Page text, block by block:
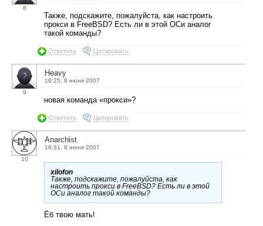
8
Также, подскажите, пожалуйста, как настроить
прокси в FreeBSD? Есть ли в этой ОСи аналог
такой команды?
Ответить Цитировать
9
Heavy
16:25, 8 июня 2007
новая команда «прокси»?
Ответить Цитировать
10
Anarchist
16:31, 8 июня 2007
xilofon
Также, подскажите, пожалуйста, как
настроить прокси в FreeBSD? Есть ли в этой
ОСи аналог такой команды?
Ёб твою мать!